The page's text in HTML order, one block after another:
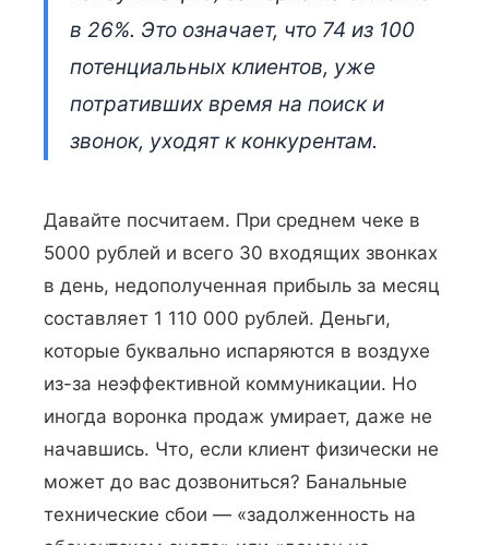
в 26%. Это означает, что 74 из 100
потенциальных клиентов, уже
потративших время на поиск и
звонок, уходят к конкурентам.
Давайте посчитаем. При среднем чеке в
5000 рублей и всего 30 входящих звонках
в день, недополученная прибыль за месяц
составляет 1 110 000 рублей. Деньги,
которые буквально испаряются в воздухе
из-за неэффективной коммуникации. Но
иногда воронка продаж умирает, даже не
начавшись. Что, если клиент физически не
может до вас дозвониться? Банальные
технические сбои — «задолженность на